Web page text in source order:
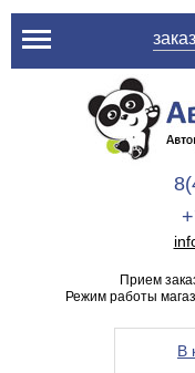
Прием
Режим работы
В